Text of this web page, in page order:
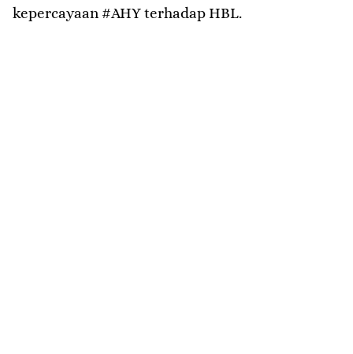
kepercayaan #AHY terhadap HBL.